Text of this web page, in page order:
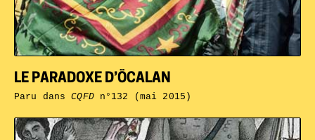
LE PARADOXE D’ÖCALAN
Paru dansCQFDn°132 (mai 2015)